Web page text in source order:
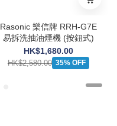
Rasonic 樂信牌 RRH-G7E
易拆洗抽油煙機 (按鈕式)
HK$1,680.00
HK$2,580.00 35% OFF